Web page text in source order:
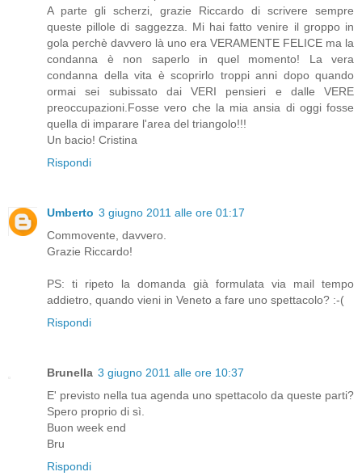
A parte gli scherzi, grazie Riccardo di scrivere sempre
queste pillole di saggezza. Mi hai fatto venire il groppo in
gola perchè davvero là uno era VERAMENTE FELICE ma la
condanna è non saperlo in quel momento! La vera
condanna della vita è scoprirlo troppi anni dopo quando
ormai sei subissato dai VERI pensieri e dalle VERE
preoccupazioni.Fosse vero che la mia ansia di oggi fosse
quella di imparare l'area del triangolo!!!
Un bacio! Cristina
Rispondi
Umberto 3 giugno 2011 alle ore 01:17
Commovente, davvero.
Grazie Riccardo!
PS: ti ripeto la domanda già formulata via mail tempo
addietro, quando vieni in Veneto a fare uno spettacolo? :-(
Rispondi
Brunella 3 giugno 2011 alle ore 10:37
E' previsto nella tua agenda uno spettacolo da queste parti?
Spero proprio di sì.
Buon week end
Bru
Rispondi